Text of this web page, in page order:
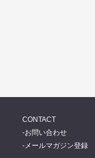
CONTACT
お問い合わせ
メールマガジン登録